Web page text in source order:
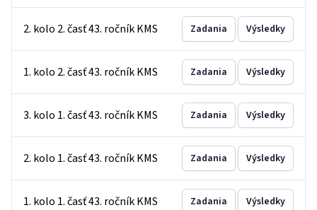
2. kolo 2. časť 43. ročník KMS Zadania Výsledky
1. kolo 2. časť 43. ročník KMS Zadania Výsledky
3. kolo 1. časť 43. ročník KMS Zadania Výsledky
2. kolo 1. časť 43. ročník KMS Zadania Výsledky
1. kolo 1. časť 43. ročník KMS Zadania Výsledky